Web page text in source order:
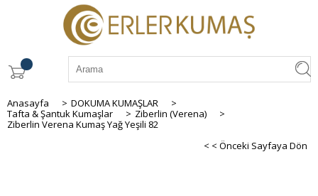
Anasayfa > DOKUMA KUMAŞLAR
>
Tafta & Şantuk Kumaşlar
> Ziberlin (Verena)
>
Ziberlin Verena Kumaş Yağ Yeşili 82
< < Önceki Sayfaya Dön